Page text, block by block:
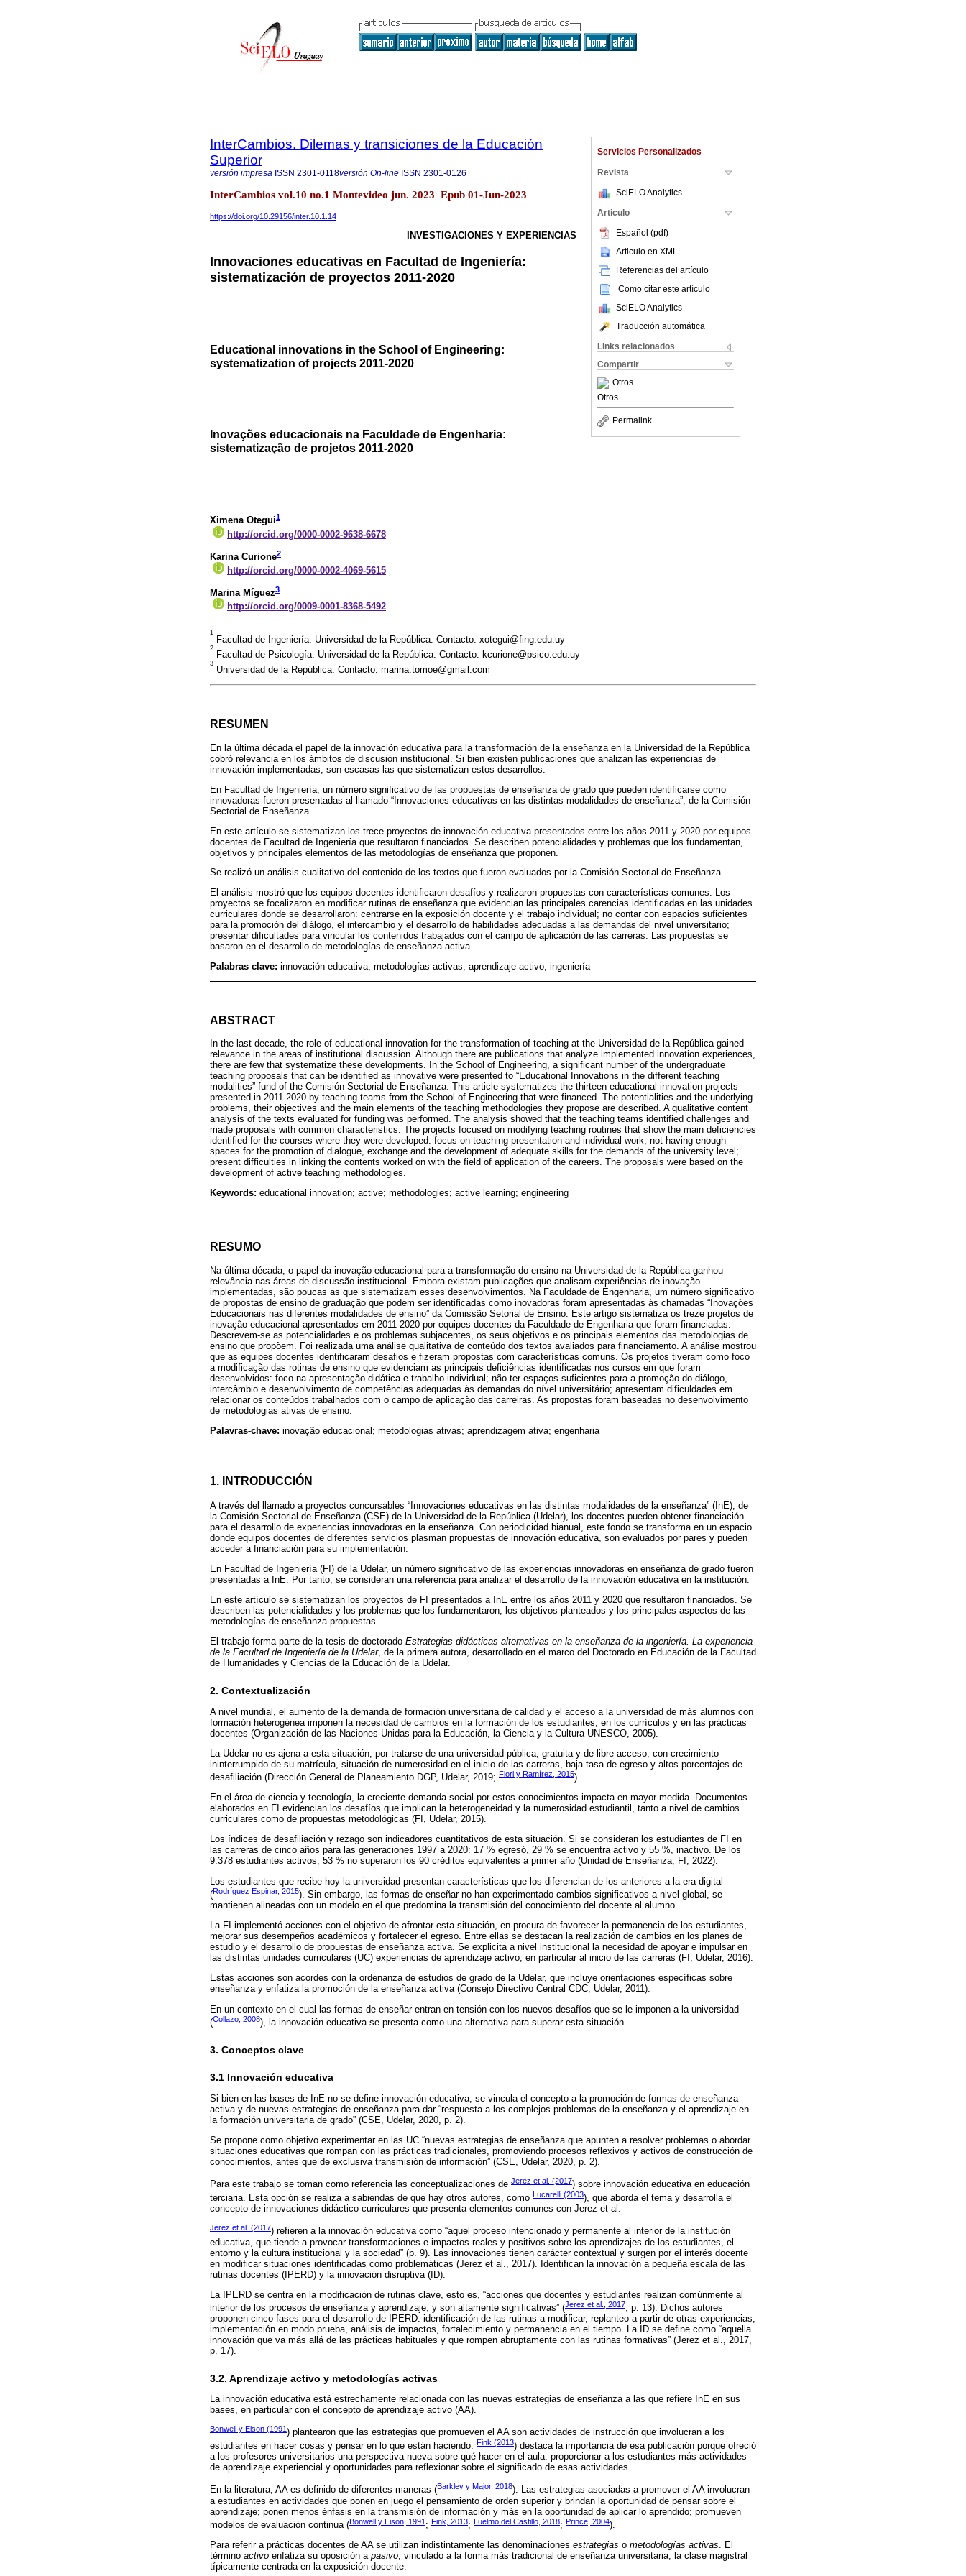
Servicios Personalizados
Revista
SciELO Analytics
Articulo
Español (pdf)
Articulo en XML
Referencias del artículo
Como citar este artículo
SciELO Analytics
Traducción automática
Links relacionados
Compartir
Otros
Otros
Permalink
InterCambios. Dilemas y transiciones de la Educación
Superior
versión impresa ISSN 2301-0118versión On-line ISSN 2301-0126
InterCambios vol.10 no.1 Montevideo jun. 2023 Epub 01-Jun-2023
https://doi.org/10.29156/inter.10.1.14
INVESTIGACIONES Y EXPERIENCIAS
Innovaciones educativas en Facultad de Ingeniería:
sistematización de proyectos 2011-2020
Educational innovations in the School of Engineering:
systematization of projects 2011-2020
Inovações educacionais na Faculdade de Engenharia:
sistematização de projetos 2011-2020
Ximena Otegui1
http://orcid.org/0000-0002-9638-6678
Karina Curione2
http://orcid.org/0000-0002-4069-5615
Marina Míguez3
http://orcid.org/0009-0001-8368-5492
1
Facultad de Ingeniería. Universidad de la República. Contacto: xotegui@fing.edu.uy
2
Facultad de Psicología. Universidad de la República. Contacto: kcurione@psico.edu.uy
3
Universidad de la República. Contacto: marina.tomoe@gmail.com
RESUMEN
En la última década el papel de la innovación educativa para la transformación de la enseñanza en la Universidad de la República
cobró relevancia en los ámbitos de discusión institucional. Si bien existen publicaciones que analizan las experiencias de
innovación implementadas, son escasas las que sistematizan estos desarrollos.
En Facultad de Ingeniería, un número significativo de las propuestas de enseñanza de grado que pueden identificarse como
innovadoras fueron presentadas al llamado “Innovaciones educativas en las distintas modalidades de enseñanza”, de la Comisión
Sectorial de Enseñanza.
En este artículo se sistematizan los trece proyectos de innovación educativa presentados entre los años 2011 y 2020 por equipos
docentes de Facultad de Ingeniería que resultaron financiados. Se describen potencialidades y problemas que los fundamentan,
objetivos y principales elementos de las metodologías de enseñanza que proponen.
Se realizó un análisis cualitativo del contenido de los textos que fueron evaluados por la Comisión Sectorial de Enseñanza.
El análisis mostró que los equipos docentes identificaron desafíos y realizaron propuestas con características comunes. Los
proyectos se focalizaron en modificar rutinas de enseñanza que evidencian las principales carencias identificadas en las unidades
curriculares donde se desarrollaron: centrarse en la exposición docente y el trabajo individual; no contar con espacios suficientes
para la promoción del diálogo, el intercambio y el desarrollo de habilidades adecuadas a las demandas del nivel universitario;
presentar dificultades para vincular los contenidos trabajados con el campo de aplicación de las carreras. Las propuestas se
basaron en el desarrollo de metodologías de enseñanza activa.
Palabras clave: innovación educativa; metodologías activas; aprendizaje activo; ingeniería
ABSTRACT
In the last decade, the role of educational innovation for the transformation of teaching at the Universidad de la República gained
relevance in the areas of institutional discussion. Although there are publications that analyze implemented innovation experiences,
there are few that systematize these developments. In the School of Engineering, a significant number of the undergraduate
teaching proposals that can be identified as innovative were presented to “Educational Innovations in the different teaching
modalities” fund of the Comisión Sectorial de Enseñanza. This article systematizes the thirteen educational innovation projects
presented in 2011-2020 by teaching teams from the School of Engineering that were financed. The potentialities and the underlying
problems, their objectives and the main elements of the teaching methodologies they propose are described. A qualitative content
analysis of the texts evaluated for funding was performed. The analysis showed that the teaching teams identified challenges and
made proposals with common characteristics. The projects focused on modifying teaching routines that show the main deficiencies
identified for the courses where they were developed: focus on teaching presentation and individual work; not having enough
spaces for the promotion of dialogue, exchange and the development of adequate skills for the demands of the university level;
present difficulties in linking the contents worked on with the field of application of the careers. The proposals were based on the
development of active teaching methodologies.
Keywords: educational innovation; active; methodologies; active learning; engineering
RESUMO
Na última década, o papel da inovação educacional para a transformação do ensino na Universidad de la República ganhou
relevância nas áreas de discussão institucional. Embora existam publicações que analisam experiências de inovação
implementadas, são poucas as que sistematizam esses desenvolvimentos. Na Faculdade de Engenharia, um número significativo
de propostas de ensino de graduação que podem ser identificadas como inovadoras foram apresentadas às chamadas “Inovações
Educacionais nas diferentes modalidades de ensino” da Comissão Setorial de Ensino. Este artigo sistematiza os treze projetos de
inovação educacional apresentados em 2011-2020 por equipes docentes da Faculdade de Engenharia que foram financiadas.
Descrevem-se as potencialidades e os problemas subjacentes, os seus objetivos e os principais elementos das metodologias de
ensino que propõem. Foi realizada uma análise qualitativa de conteúdo dos textos avaliados para financiamento. A análise mostrou
que as equipes docentes identificaram desafios e fizeram propostas com características comuns. Os projetos tiveram como foco
a modificação das rotinas de ensino que evidenciam as principais deficiências identificadas nos cursos em que foram
desenvolvidos: foco na apresentação didática e trabalho individual; não ter espaços suficientes para a promoção do diálogo,
intercâmbio e desenvolvimento de competências adequadas às demandas do nível universitário; apresentam dificuldades em
relacionar os conteúdos trabalhados com o campo de aplicação das carreiras. As propostas foram baseadas no desenvolvimento
de metodologias ativas de ensino.
Palavras-chave: inovação educacional; metodologias ativas; aprendizagem ativa; engenharia
1. INTRODUCCIÓN
A través del llamado a proyectos concursables “Innovaciones educativas en las distintas modalidades de la enseñanza” (InE), de
la Comisión Sectorial de Enseñanza (CSE) de la Universidad de la República (Udelar), los docentes pueden obtener financiación
para el desarrollo de experiencias innovadoras en la enseñanza. Con periodicidad bianual, este fondo se transforma en un espacio
donde equipos docentes de diferentes servicios plasman propuestas de innovación educativa, son evaluados por pares y pueden
acceder a financiación para su implementación.
En Facultad de Ingeniería (FI) de la Udelar, un número significativo de las experiencias innovadoras en enseñanza de grado fueron
presentadas a InE. Por tanto, se consideran una referencia para analizar el desarrollo de la innovación educativa en la institución.
En este artículo se sistematizan los proyectos de FI presentados a InE entre los años 2011 y 2020 que resultaron financiados. Se
describen las potencialidades y los problemas que los fundamentaron, los objetivos planteados y los principales aspectos de las
metodologías de enseñanza propuestas.
El trabajo forma parte de la tesis de doctorado Estrategias didácticas alternativas en la enseñanza de la ingeniería. La experiencia
de la Facultad de Ingeniería de la Udelar, de la primera autora, desarrollado en el marco del Doctorado en Educación de la Facultad
de Humanidades y Ciencias de la Educación de la Udelar.
2. Contextualización
A nivel mundial, el aumento de la demanda de formación universitaria de calidad y el acceso a la universidad de más alumnos con
formación heterogénea imponen la necesidad de cambios en la formación de los estudiantes, en los currículos y en las prácticas
docentes (Organización de las Naciones Unidas para la Educación, la Ciencia y la Cultura UNESCO, 2005).
La Udelar no es ajena a esta situación, por tratarse de una universidad pública, gratuita y de libre acceso, con crecimiento
ininterrumpido de su matrícula, situación de numerosidad en el inicio de las carreras, baja tasa de egreso y altos porcentajes de
desafiliación (Dirección General de Planeamiento DGP, Udelar, 2019; Fiori y Ramírez, 2015).
En el área de ciencia y tecnología, la creciente demanda social por estos conocimientos impacta en mayor medida. Documentos
elaborados en FI evidencian los desafíos que implican la heterogeneidad y la numerosidad estudiantil, tanto a nivel de cambios
curriculares como de propuestas metodológicas (FI, Udelar, 2015).
Los índices de desafiliación y rezago son indicadores cuantitativos de esta situación. Si se consideran los estudiantes de FI en
las carreras de cinco años para las generaciones 1997 a 2020: 17 % egresó, 29 % se encuentra activo y 55 %, inactivo. De los
9.378 estudiantes activos, 53 % no superaron los 90 créditos equivalentes a primer año (Unidad de Enseñanza, FI, 2022).
Los estudiantes que recibe hoy la universidad presentan características que los diferencian de los anteriores a la era digital
(Rodríguez Espinar, 2015). Sin embargo, las formas de enseñar no han experimentado cambios significativos a nivel global, se
mantienen alineadas con un modelo en el que predomina la transmisión del conocimiento del docente al alumno.
La FI implementó acciones con el objetivo de afrontar esta situación, en procura de favorecer la permanencia de los estudiantes,
mejorar sus desempeños académicos y fortalecer el egreso. Entre ellas se destacan la realización de cambios en los planes de
estudio y el desarrollo de propuestas de enseñanza activa. Se explicita a nivel institucional la necesidad de apoyar e impulsar en
las distintas unidades curriculares (UC) experiencias de aprendizaje activo, en particular al inicio de las carreras (FI, Udelar, 2016).
Estas acciones son acordes con la ordenanza de estudios de grado de la Udelar, que incluye orientaciones específicas sobre
enseñanza y enfatiza la promoción de la enseñanza activa (Consejo Directivo Central CDC, Udelar, 2011).
En un contexto en el cual las formas de enseñar entran en tensión con los nuevos desafíos que se le imponen a la universidad
(Collazo, 2008), la innovación educativa se presenta como una alternativa para superar esta situación.
3. Conceptos clave
3.1 Innovación educativa
Si bien en las bases de InE no se define innovación educativa, se vincula el concepto a la promoción de formas de enseñanza
activa y de nuevas estrategias de enseñanza para dar “respuesta a los complejos problemas de la enseñanza y el aprendizaje en
la formación universitaria de grado” (CSE, Udelar, 2020, p. 2).
Se propone como objetivo experimentar en las UC “nuevas estrategias de enseñanza que apunten a resolver problemas o abordar
situaciones educativas que rompan con las prácticas tradicionales, promoviendo procesos reflexivos y activos de construcción de
conocimientos, antes que de exclusiva transmisión de información” (CSE, Udelar, 2020, p. 2).
Para este trabajo se toman como referencia las conceptualizaciones de Jerez et al. (2017) sobre innovación educativa en educación
terciaria. Esta opción se realiza a sabiendas de que hay otros autores, como Lucarelli (2003), que aborda el tema y desarrolla el
concepto de innovaciones didáctico-curriculares que presenta elementos comunes con Jerez et al.
Jerez et al. (2017) refieren a la innovación educativa como “aquel proceso intencionado y permanente al interior de la institución
educativa, que tiende a provocar transformaciones e impactos reales y positivos sobre los aprendizajes de los estudiantes, el
entorno y la cultura institucional y la sociedad” (p. 9). Las innovaciones tienen carácter contextual y surgen por el interés docente
en modificar situaciones identificadas como problemáticas (Jerez et al., 2017). Identifican la innovación a pequeña escala de las
rutinas docentes (IPERD) y la innovación disruptiva (ID).
La IPERD se centra en la modificación de rutinas clave, esto es, “acciones que docentes y estudiantes realizan comúnmente al
interior de los procesos de enseñanza y aprendizaje, y son altamente significativas” (Jerez et al., 2017, p. 13). Dichos autores
proponen cinco fases para el desarrollo de IPERD: identificación de las rutinas a modificar, replanteo a partir de otras experiencias,
implementación en modo prueba, análisis de impactos, fortalecimiento y permanencia en el tiempo. La ID se define como “aquella
innovación que va más allá de las prácticas habituales y que rompen abruptamente con las rutinas formativas” (Jerez et al., 2017,
p. 17).
3.2. Aprendizaje activo y metodologías activas
La innovación educativa está estrechamente relacionada con las nuevas estrategias de enseñanza a las que refiere InE en sus
bases, en particular con el concepto de aprendizaje activo (AA).
Bonwell y Eison (1991) plantearon que las estrategias que promueven el AA son actividades de instrucción que involucran a los
estudiantes en hacer cosas y pensar en lo que están haciendo. Fink (2013) destaca la importancia de esa publicación porque ofreció
a los profesores universitarios una perspectiva nueva sobre qué hacer en el aula: proporcionar a los estudiantes más actividades
de aprendizaje experiencial y oportunidades para reflexionar sobre el significado de esas actividades.
En la literatura, AA es definido de diferentes maneras (Barkley y Major, 2018). Las estrategias asociadas a promover el AA involucran
a estudiantes en actividades que ponen en juego el pensamiento de orden superior y brindan la oportunidad de pensar sobre el
aprendizaje; ponen menos énfasis en la transmisión de información y más en la oportunidad de aplicar lo aprendido; promueven
modelos de evaluación continua (Bonwell y Eison, 1991 ; Fink, 2013; Luelmo del Castillo, 2018; Prince, 2004).
Para referir a prácticas docentes de AA se utilizan indistintamente las denominaciones estrategias o metodologías activas. El
término activo enfatiza su oposición a pasivo, vinculado a la forma más tradicional de enseñanza universitaria, la clase magistral
típicamente centrada en la exposición docente.